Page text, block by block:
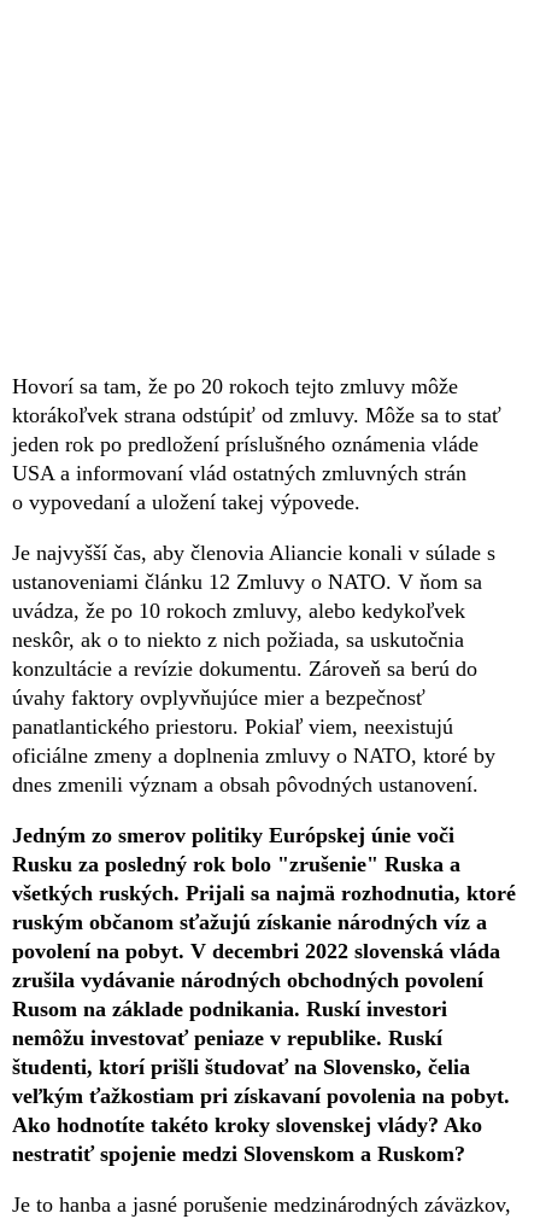
Hovorí sa tam, že po 20 rokoch tejto zmluvy môže
ktorákoľvek strana odstúpiť od zmluvy. Môže sa to stať
jeden rok po predložení príslušného oznámenia vláde
USA a informovaní vlád ostatných zmluvných strán
o vypovedaní a uložení takej výpovede.
Je najvyšší čas, aby členovia Aliancie konali v súlade s
ustanoveniami článku 12 Zmluvy o NATO. V ňom sa
uvádza, že po 10 rokoch zmluvy, alebo kedykoľvek
neskôr, ak o to niekto z nich požiada, sa uskutočnia
konzultácie a revízie dokumentu. Zároveň sa berú do
úvahy faktory ovplyvňujúce mier a bezpečnosť
panatlantického priestoru. Pokiaľ viem, neexistujú
oficiálne zmeny a doplnenia zmluvy o NATO, ktoré by
dnes zmenili význam a obsah pôvodných ustanovení.
Jedným zo smerov politiky Európskej únie voči
Rusku za posledný rok bolo "zrušenie" Ruska a
všetkých ruských. Prijali sa najmä rozhodnutia, ktoré
ruským občanom sťažujú získanie národných víz a
povolení na pobyt. V decembri 2022 slovenská vláda
zrušila vydávanie národných obchodných povolení
Rusom na základe podnikania. Ruskí investori
nemôžu investovať peniaze v republike. Ruskí
študenti, ktorí prišli študovať na Slovensko, čelia
veľkým ťažkostiam pri získavaní povolenia na pobyt.
Ako hodnotíte takéto kroky slovenskej vlády? Ako
nestratiť spojenie medzi Slovenskom a Ruskom?
Je to hanba a jasné porušenie medzinárodných záväzkov,